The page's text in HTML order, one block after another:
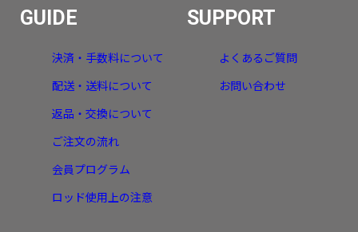
GUIDE
決済・手数料について
配送・送料について
返品・交換について
ご注文の流れ
会員プログラム
ロッド使用上の注意
SUPPORT
よくあるご質問
お問い合わせ